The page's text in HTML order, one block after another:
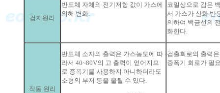
검지원리
반도체 자체의 전기저항 값이 가스에
의해 변화.
코일상으로 감은
서 가스가 산화 반
의하여 백금선의
화한다.
작동 원리
반도체 소자의 출력은 가스농도에 따
라서 40~80V의 고 출력이 얻어지므
로 증폭기를 사용하지 아니하더라도
소형의 부저 등을 울릴 수 있다.
검출회로의 출력
증폭기 회로가 필